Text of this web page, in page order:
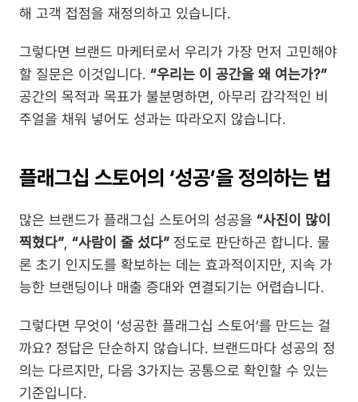
해 고객 접점을 재정의하고 있습니다.
그렇다면 브랜드 마케터로서 우리가 가장 먼저 고민해야
할 질문은 이것입니다. “우리는 이 공간을 왜 여는가?”
공간의 목적과 목표가 불분명하면, 아무리 감각적인 비
주얼을 채워 넣어도 성과는 따라오지 않습니다.
플래그십 스토어의 ‘성공’을 정의하는 법
많은 브랜드가 플래그십 스토어의 성공을 “사진이 많이
찍혔다”, “사람이 줄 섰다” 정도로 판단하곤 합니다. 물
론 초기 인지도를 확보하는 데는 효과적이지만, 지속 가
능한 브랜딩이나 매출 증대와 연결되기는 어렵습니다.
그렇다면 무엇이 ‘성공한 플래그십 스토어’를 만드는 걸
까요? 정답은 단순하지 않습니다. 브랜드마다 성공의 정
의는 다르지만, 다음 3가지는 공통으로 확인할 수 있는
기준입니다.